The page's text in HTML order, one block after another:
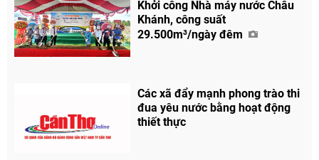
Khởi công Nhà máy nước Châu
Khánh, công suất
29.500m³/ngày đêm
Các xã đẩy mạnh phong trào thi
đua yêu nước bằng hoạt động
thiết thực